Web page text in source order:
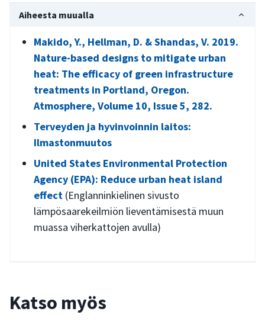
Aiheesta muualla
Makido, Y., Hellman, D. & Shandas, V. 2019.
Nature-based designs to mitigate urban
heat: The efficacy of green infrastructure
treatments in Portland, Oregon.
Atmosphere, Volume 10, Issue 5, 282.
Terveyden ja hyvinvoinnin laitos:
Ilmastonmuutos
United States Environmental Protection
Agency (EPA): Reduce urban heat island
effect (Englanninkielinen sivusto
lämpösaarekeilmiön lieventämisestä muun
muassa viherkattojen avulla)
Katso myös